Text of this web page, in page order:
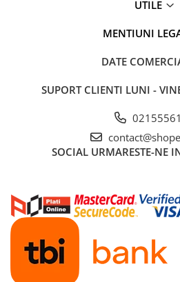
UTILE
MENTIUNI
DATE
SUPORT CLIENTI LUNI -
SOCIAL URMARESTE-NE